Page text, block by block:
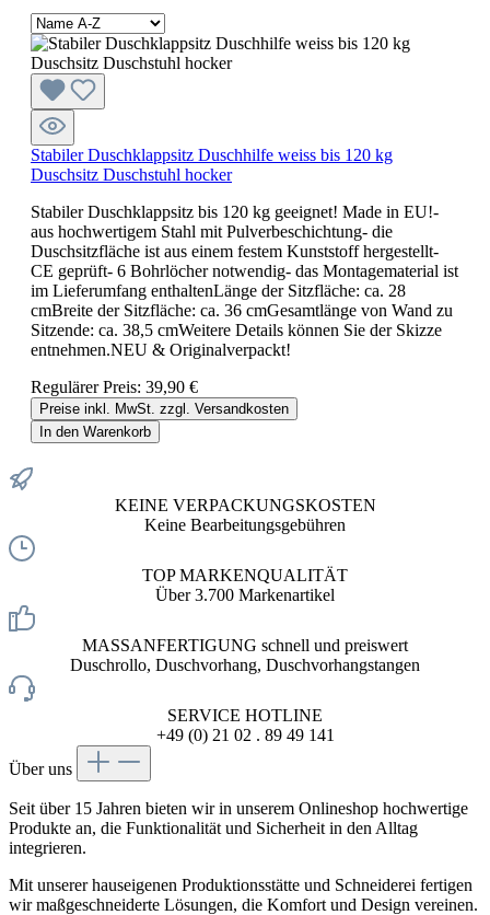
Stabiler Duschklappsitz Duschhilfe weiss bis 120 kg
Duschsitz Duschstuhl hocker
Stabiler Duschklappsitz bis 120 kg geeignet! Made in EU!-
aus hochwertigem Stahl mit Pulverbeschichtung- die
Duschsitzfläche ist aus einem festem Kunststoff hergestellt-
CE geprüft- 6 Bohrlöcher notwendig- das Montagematerial ist
im Lieferumfang enthaltenLänge der Sitzfläche: ca. 28
cmBreite der Sitzfläche: ca. 36 cmGesamtlänge von Wand zu
Sitzende: ca. 38,5 cmWeitere Details können Sie der Skizze
entnehmen.NEU & Originalverpackt!
Regulärer Preis: 39,90 €
Preise inkl. MwSt. zzgl. Versandkosten
In den Warenkorb
KEINE VERPACKUNGSKOSTEN
Keine Bearbeitungsgebühren
TOP MARKENQUALITÄT
Über 3.700 Markenartikel
MASSANFERTIGUNG schnell und preiswert
Duschrollo, Duschvorhang, Duschvorhangstangen
SERVICE HOTLINE
+49 (0) 21 02 . 89 49 141
Über uns
Seit über 15 Jahren bieten wir in unserem Onlineshop hochwertige
Produkte an, die Funktionalität und Sicherheit in den Alltag
integrieren.
Mit unserer hauseigenen Produktionsstätte und Schneiderei fertigen
wir maßgeschneiderte Lösungen, die Komfort und Design vereinen.